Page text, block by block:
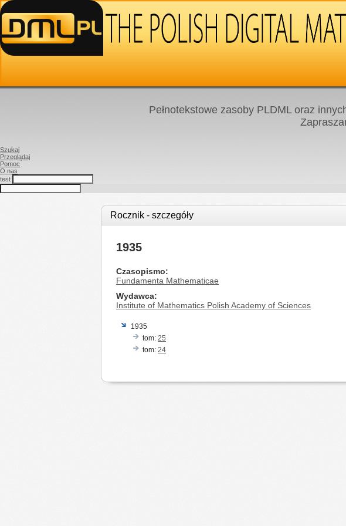
Pełnotekstowe zasoby PLDML oraz
Szukaj
Przeglądaj
Pomoc
O nas
test
Rocznik - szczegóły
1935
Czasopismo
Fundamenta Mathematicae
Wydawca
Institute of Mathematics Polish Academy of Sciences
1935
tom: 25
tom: 24